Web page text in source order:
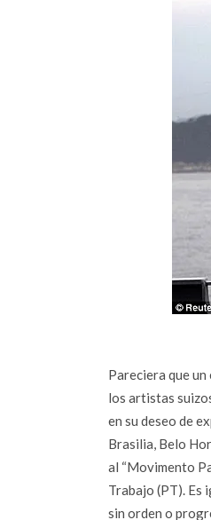
Pareciera que
los artistas
en su deseo de
Brasilia, Belo
al “Movimento
Trabajo (PT). Es
sin orden o